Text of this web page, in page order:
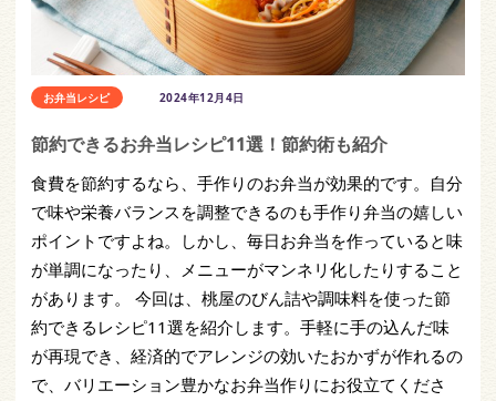
お弁当レシピ 2024年12月4日
節約できるお弁当レシピ11選！節約術も紹介
食費を節約するなら、手作りのお弁当が効果的です。自分
で味や栄養バランスを調整できるのも手作り弁当の嬉しい
ポイントですよね。しかし、毎日お弁当を作っていると味
が単調になったり、メニューがマンネリ化したりすること
があります。 今回は、桃屋のびん詰や調味料を使った節
約できるレシピ11選を紹介します。手軽に手の込んだ味
が再現でき、経済的でアレンジの効いたおかずが作れるの
で、バリエーション豊かなお弁当作りにお役立てくださ